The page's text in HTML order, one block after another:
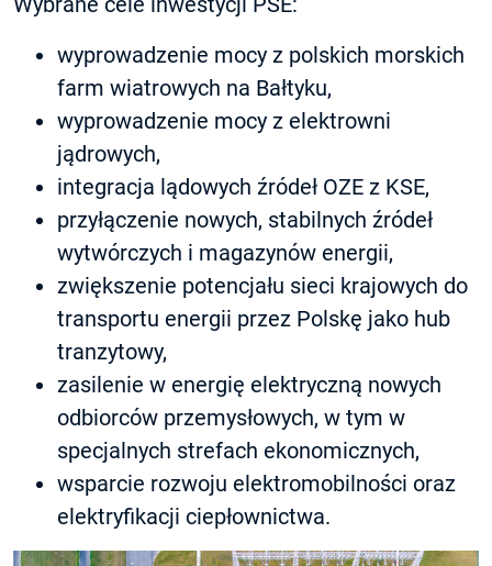
wyprowadzenie mocy z polskich morskich
farm wiatrowych na Bałtyku,
wyprowadzenie mocy z elektrowni
jądrowych,
integracja lądowych źródeł OZE z KSE,
przyłączenie nowych, stabilnych źródeł
wytwórczych i magazynów energii,
zwiększenie potencjału sieci krajowych do
transportu energii przez Polskę jako hub
tranzytowy,
zasilenie w energię elektryczną nowych
odbiorców przemysłowych, w tym w
specjalnych strefach ekonomicznych,
wsparcie rozwoju elektromobilności oraz
elektryfikacji ciepłownictwa.